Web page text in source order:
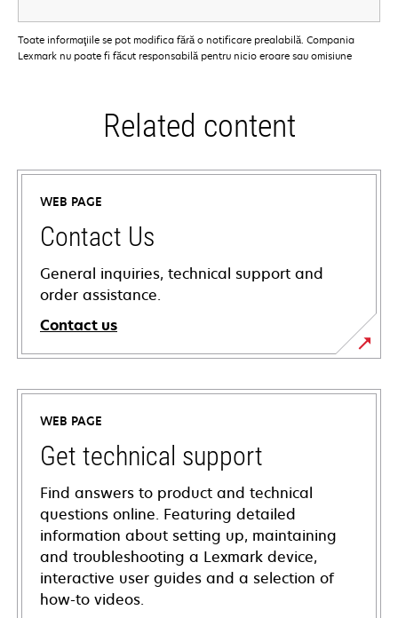
Toate informaţiile se pot modifica fără o notificare prealabilă. Compania
Lexmark nu poate fi făcut responsabilă pentru nicio eroare sau omisiune
Related content
WEB PAGE
Contact Us
General inquiries, technical support and
order assistance.
Contact us
WEB PAGE
Get technical support
Find answers to product and technical
questions online. Featuring detailed
information about setting up, maintaining
and troubleshooting a Lexmark device,
interactive user guides and a selection of
how-to videos.